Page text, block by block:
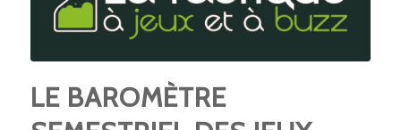
LE BAROMÈTRE